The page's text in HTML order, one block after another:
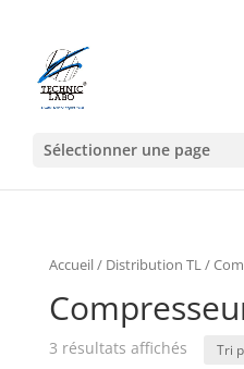
Sélectionner une page
Accueil/ Distribution TL/
3 résultats affichés